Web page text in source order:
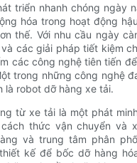
triển nhanh chóng ngày
hóa trong hoạt động
thế. Với nhu cầu ngày
các giải pháp tiết kiệm
các công nghệ tiên tiến
trong những công nghệ
là robot dỡ hàng xe tải.
từ xe tải là một phát
thức vận chuyển và
và trung tâm phân
kế để bốc dỡ hàng